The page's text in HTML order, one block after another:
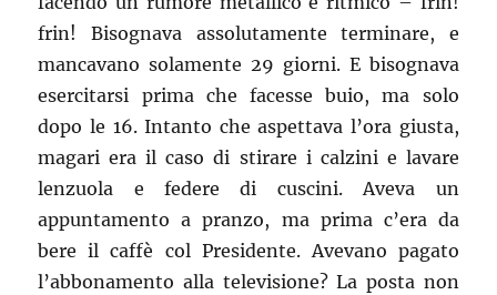
frin! Bisognava assolutamente terminare, e
mancavano solamente 29 giorni. E bisognava
esercitarsi prima che facesse buio, ma solo
dopo le 16. Intanto che aspettava l’ora giusta,
magari era il caso di stirare i calzini e lavare
lenzuola e federe di cuscini. Aveva un
appuntamento a pranzo, ma prima c’era da
bere il caffè col Presidente. Avevano pagato
l’abbonamento alla televisione? La posta non